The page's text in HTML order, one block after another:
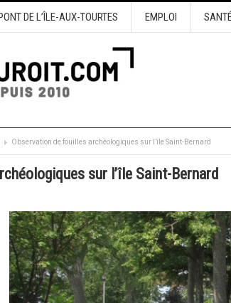
DE L’ÎLE-AUX-TOURTES EMPLOI
Observation de fouilles archéologiques sur l’île Saint-Bernard
sur l’île Saint-Bernard